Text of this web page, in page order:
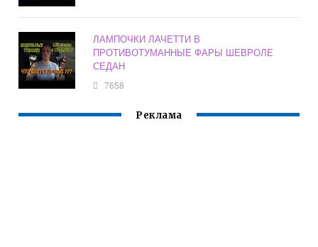
ЛАМПОЧКИ ЛАЧЕТТИ В
ПРОТИВОТУМАННЫЕ ФАРЫ ШЕВРОЛЕ
СЕДАН
7658
Реклама